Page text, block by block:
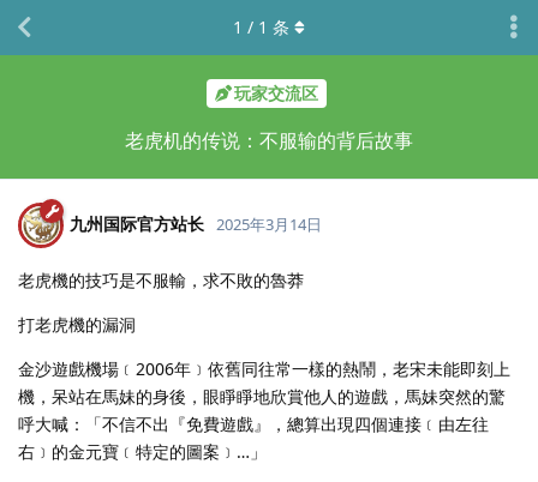
玩家交流区
老虎机的传说：不服输的背后故事
1 / 1 条
九州国际官方站长 2025年3月14日
老虎機的技巧是不服輸，求不敗的魯莽
打老虎機的漏洞
金沙遊戲機場﹝2006年﹞依舊同往常一樣的熱鬧，老宋未能即刻上
機，呆站在馬妹的身後，眼睜睜地欣賞他人的遊戲，馬妹突然的驚
呼大喊：「不信不出『免費遊戲』，總算出現四個連接﹝由左往
右﹞的金元寶﹝特定的圖案﹞…」